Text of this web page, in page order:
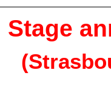
Stage